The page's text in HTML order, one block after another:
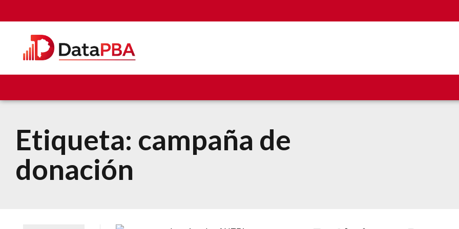
Etiqueta: campaña de
donación